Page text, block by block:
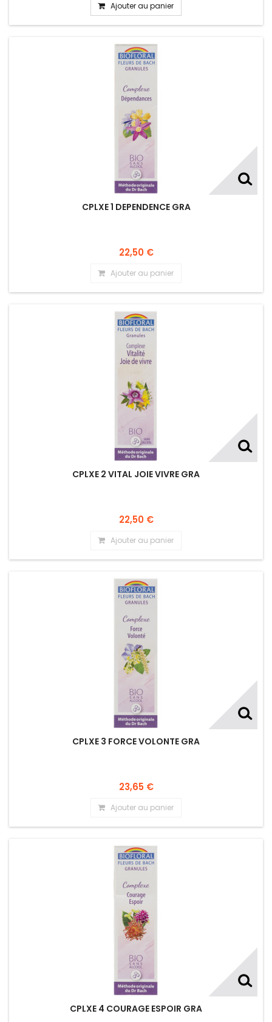
Ajouter au panier
CPLXE 1 DEPENDENCE GRA
22,50 €
Ajouter au panier
CPLXE 2 VITAL JOIE VIVRE GRA
22,50 €
Ajouter au panier
CPLXE 3 FORCE VOLONTE GRA
23,65 €
Ajouter au panier
CPLXE 4 COURAGE ESPOIR GRA